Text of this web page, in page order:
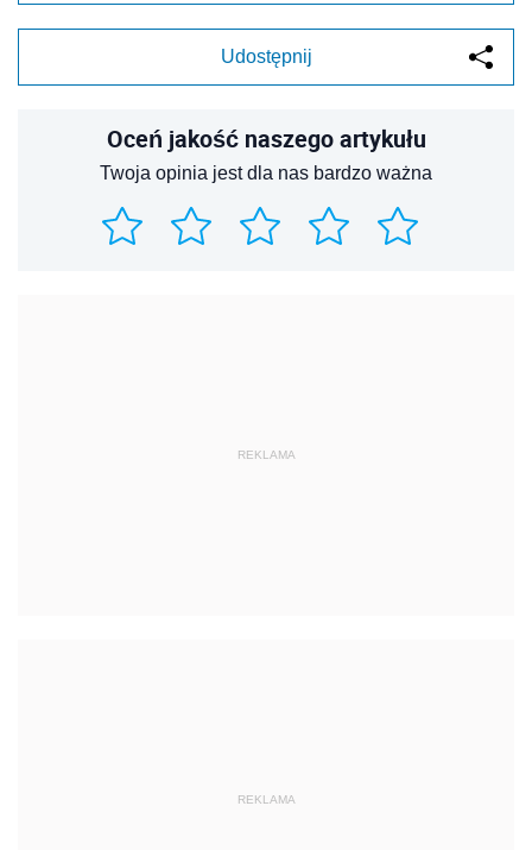
Udostępnij
Oceń jakość naszego artykułu
Twoja opinia jest dla nas bardzo ważna
REKLAMA
REKLAMA